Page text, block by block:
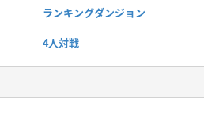
ランキングダンジョン
4人対戦